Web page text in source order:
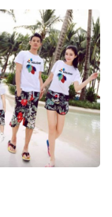
Đi Biển 7